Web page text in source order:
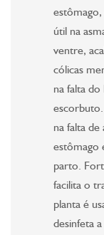
estômago,
útil na
ventre,
cólicas
na falta
na falta
estômago
parto.
facilita o
planta é
desinfeta